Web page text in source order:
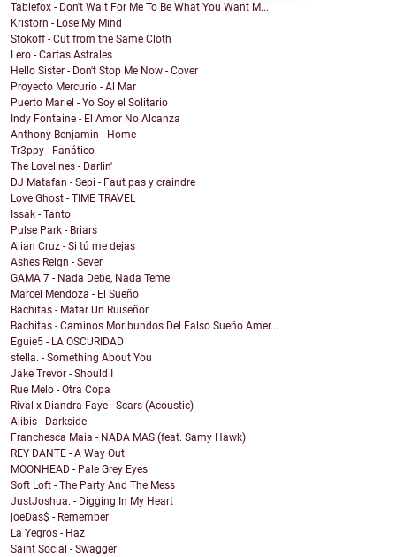
Tablefox - Don't Wait For Me To Be What You Want M...
Kristorn - Lose My Mind
Stokoff - Cut from the Same Cloth
Lero - Cartas Astrales
Hello Sister - Don't Stop Me Now - Cover
Proyecto Mercurio - Al Mar
Puerto Mariel - Yo Soy el Solitario
Indy Fontaine - El Amor No Alcanza
Anthony Benjamin - Home
Tr3ppy - Fanático
The Lovelines - Darlin'
DJ Matafan - Sepi - Faut pas y craindre
Love Ghost - TIME TRAVEL
Issak - Tanto
Pulse Park - Briars
Alian Cruz - Si tú me dejas
Ashes Reign - Sever
GAMA 7 - Nada Debe, Nada Teme
Marcel Mendoza - El Sueño
Bachitas - Matar Un Ruiseñor
Bachitas - Caminos Moribundos Del Falso Sueño Amer...
Eguie5 - LA OSCURIDAD
stella. - Something About You
Jake Trevor - Should I
Rue Melo - Otra Copa
Rival x Diandra Faye - Scars (Acoustic)
Alibis - Darkside
Franchesca Maia - NADA MAS (feat. Samy Hawk)
REY DANTE - A Way Out
MOONHEAD - Pale Grey Eyes
Soft Loft - The Party And The Mess
JustJoshua. - Digging In My Heart
joeDas$ - Remember
La Yegros - Haz
Saint Social - Swagger